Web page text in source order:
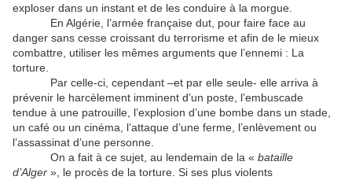
exploser dans un instant et de les conduire à la morgue.
En Algérie, l’armée française dut, pour faire face au
danger sans cesse croissant du terrorisme et afin de le mieux
combattre, utiliser les mêmes arguments que l’ennemi : La
torture.
Par celle-ci, cependant –et par elle seule- elle arriva à
prévenir le harcèlement imminent d’un poste, l’embuscade
tendue à une patrouille, l’explosion d’une bombe dans un stade,
un café ou un cinéma, l’attaque d’une ferme, l’enlèvement ou
l’assassinat d’une personne.
On a fait à ce sujet, au lendemain de la « bataille
d’Alger », le procès de la torture. Si ses plus violents